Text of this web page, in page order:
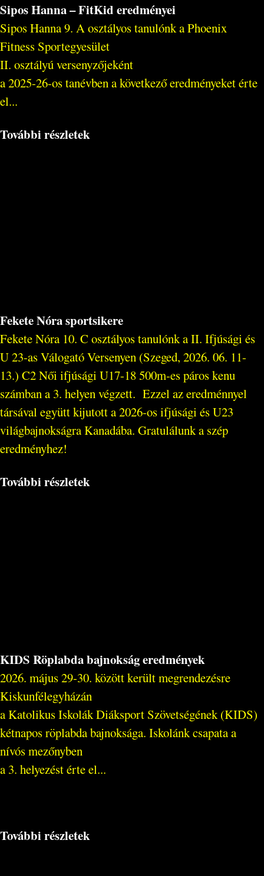
Sipos Hanna – FitKid eredményei
Sipos Hanna 9. A osztályos tanulónk a Phoenix
Fitness Sportegyesület
II. osztályú versenyzőjeként
a 2025-26-os tanévben a következő eredményeket érte
el...
További részletek
Fekete Nóra sportsikere
Fekete Nóra 10. C osztályos tanulónk a II. Ifjúsági és
U 23-as Válogató Versenyen (Szeged, 2026. 06. 11-
13.) C2 Női ifjúsági U17-18 500m-es páros kenu
számban a 3. helyen végzett. Ezzel az eredménnyel
társával együtt kijutott a 2026-os ifjúsági és U23
világbajnokságra Kanadába. Gratulálunk a szép
eredményhez!
További részletek
KIDS Röplabda bajnokság eredmények
2026. május 29-30. között került megrendezésre
Kiskunfélegyházán
a Katolikus Iskolák Diáksport Szövetségének (KIDS)
kétnapos röplabda bajnoksága. Iskolánk csapata a
nívós mezőnyben
a 3. helyezést érte el...
További részletek